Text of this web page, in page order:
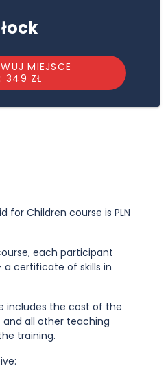
MIEJSCE
349 ZŁ
for Children course is PLN
each participant
certificate of skills in
includes the cost of the
all other teaching
training.